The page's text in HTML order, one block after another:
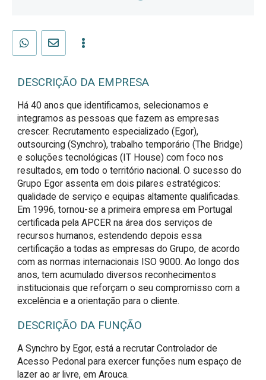
DESCRIÇÃO DA EMPRESA
Há 40 anos que identificamos, selecionamos e
integramos as pessoas que fazem as empresas
crescer. Recrutamento especializado (Egor),
outsourcing (Synchro), trabalho temporário (The Bridge)
e soluções tecnológicas (IT House) com foco nos
resultados, em todo o território nacional. O sucesso do
Grupo Egor assenta em dois pilares estratégicos:
qualidade de serviço e equipas altamente qualificadas.
Em 1996, tornou-se a primeira empresa em Portugal
certificada pela APCER na área dos serviços de
recursos humanos, estendendo depois essa
certificação a todas as empresas do Grupo, de acordo
com as normas internacionais ISO 9000. Ao longo dos
anos, tem acumulado diversos reconhecimentos
institucionais que reforçam o seu compromisso com a
excelência e a orientação para o cliente.
DESCRIÇÃO DA FUNÇÃO
A Synchro by Egor, está a recrutar Controlador de
Acesso Pedonal para exercer funções num espaço de
lazer ao ar livre, em Arouca.